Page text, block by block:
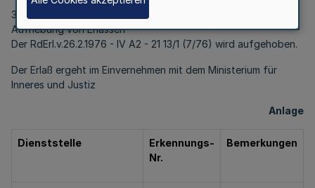
3.
Aufhebung von Erlassen
Der RdErl.v.26.2.1976 - IV A2 - 21 13/1 (7/76) wird aufgehoben.
Der Erlaß ergeht im Einvernehmen mit dem Ministerium für
Inneres und Justiz
Anlage
Dienststelle
Erkennungs-
Nr.
Bemerkungen